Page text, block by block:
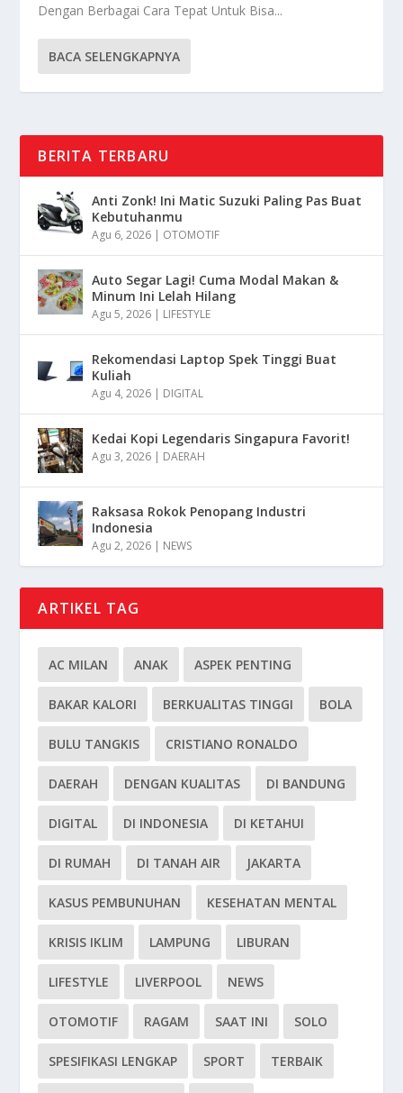
Dengan Berbagai Cara Tepat Untuk Bisa...
BACA SELENGKAPNYA
BERITA TERBARU
Anti Zonk! Ini Matic Suzuki Paling Pas Buat
Kebutuhanmu
Agu 6, 2026 | OTOMOTIF
Auto Segar Lagi! Cuma Modal Makan &
Minum Ini Lelah Hilang
Agu 5, 2026 | LIFESTYLE
Rekomendasi Laptop Spek Tinggi Buat
Kuliah
Agu 4, 2026 | DIGITAL
Kedai Kopi Legendaris Singapura Favorit!
Agu 3, 2026 | DAERAH
Raksasa Rokok Penopang Industri
Indonesia
Agu 2, 2026 | NEWS
ARTIKEL TAG
AC MILAN ANAK ASPEK PENTING
BAKAR KALORI BERKUALITAS TINGGI BOLA
BULU TANGKIS CRISTIANO RONALDO
DAERAH DENGAN KUALITAS DI BANDUNG
DIGITAL DI INDONESIA DI KETAHUI
DI RUMAH DI TANAH AIR JAKARTA
KASUS PEMBUNUHAN KESEHATAN MENTAL
KRISIS IKLIM LAMPUNG LIBURAN
LIFESTYLE LIVERPOOL NEWS
OTOMOTIF RAGAM SAAT INI SOLO
SPESIFIKASI LENGKAP SPORT TERBAIK